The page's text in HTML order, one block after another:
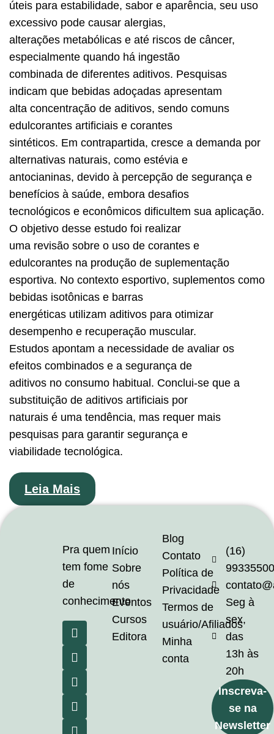
úteis para estabilidade, sabor e aparência, seu uso
excessivo pode causar alergias,
alterações metabólicas e até riscos de câncer,
especialmente quando há ingestão
combinada de diferentes aditivos. Pesquisas
indicam que bebidas adoçadas apresentam
alta concentração de aditivos, sendo comuns
edulcorantes artificiais e corantes
sintéticos. Em contrapartida, cresce a demanda por
alternativas naturais, como estévia e
antocianinas, devido à percepção de segurança e
benefícios à saúde, embora desafios
tecnológicos e econômicos dificultem sua aplicação.
O objetivo desse estudo foi realizar
uma revisão sobre o uso de corantes e
edulcorantes na produção de suplementação
esportiva. No contexto esportivo, suplementos como
bebidas isotônicas e barras
energéticas utilizam aditivos para otimizar
desempenho e recuperação muscular.
Estudos apontam a necessidade de avaliar os
efeitos combinados e a segurança de
aditivos no consumo habitual. Conclui-se que a
substituição de aditivos artificiais por
naturais é uma tendência, mas requer mais
pesquisas para garantir segurança e
viabilidade tecnológica.
Leia Mais
Pra quem
tem fome
de
conhecimento
Início
Sobre
nós
Eventos
Cursos
Editora
Blog
Contato
Política de
Privacidade
Termos de
usuário/Afiliados
Minha
conta
(16)
Seg à
sex,
das
13h às
20h
Inscreva-
se na
Newsletter